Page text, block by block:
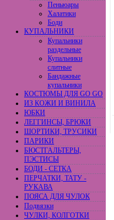
Пеньюары
Халатики
Боди
КУПАЛЬНИКИ
Купальники
раздельные
Купальники
слитные
Бандажные
купальники
КОСТЮМЫ ДЛЯ GO GO
ИЗ КОЖИ И ВИНИЛА
ЮБКИ
ЛЕГГИНСЫ, БРЮКИ
ШОРТИКИ, ТРУСИКИ
ПАРИКИ
БЮСТГАЛЬТЕРЫ,
ПЭСТИСЫ
БОДИ - СЕТКА
ПЕРЧАТКИ, ТАТУ -
РУКАВА
ПОЯСА ДЛЯ ЧУЛОК
Подвязки
ЧУЛКИ, КОЛГОТКИ